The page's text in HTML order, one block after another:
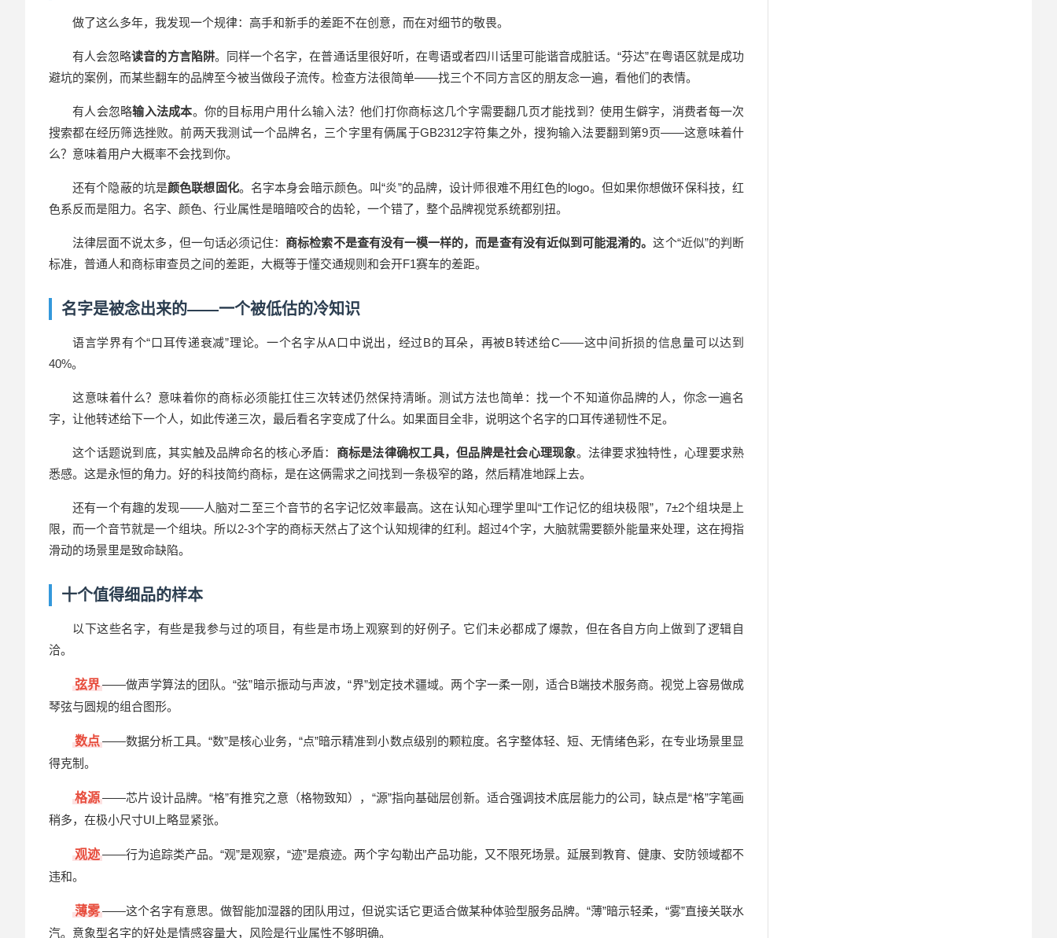
做了这么多年，我发现一个规律：高手和新手的差距不在创意，而在对细节的敬畏。
有人会忽略读音的方言陷阱。同样一个名字，在普通话里很好听，在粤语或者四川话里可能谐音成脏话。“芬达”在粤语区就是成功
避坑的案例，而某些翻车的品牌至今被当做段子流传。检查方法很简单——找三个不同方言区的朋友念一遍，看他们的表情。
有人会忽略输入法成本。你的目标用户用什么输入法？他们打你商标这几个字需要翻几页才能找到？使用生僻字，消费者每一次
搜索都在经历筛选挫败。前两天我测试一个品牌名，三个字里有俩属于GB2312字符集之外，搜狗输入法要翻到第9页——这意味着什
么？意味着用户大概率不会找到你。
还有个隐蔽的坑是颜色联想固化。名字本身会暗示颜色。叫“炎”的品牌，设计师很难不用红色的logo。但如果你想做环保科技，红
色系反而是阻力。名字、颜色、行业属性是暗暗咬合的齿轮，一个错了，整个品牌视觉系统都别扭。
法律层面不说太多，但一句话必须记住： 商标检索不是查有没有一模一样的，而是查有没有近似到可能混淆的。这个“近似”的判断
标准，普通人和商标审查员之间的差距，大概等于懂交通规则和会开F1赛车的差距。
名字是被念出来的——一个被低估的冷知识
语言学界有个“口耳传递衰减”理论。一个名字从A口中说出，经过B的耳朵，再被B转述给C——这中间折损的信息量可以达到
40%。
这意味着什么？意味着你的商标必须能扛住三次转述仍然保持清晰。测试方法也简单：找一个不知道你品牌的人，你念一遍名
字，让他转述给下一个人，如此传递三次，最后看名字变成了什么。如果面目全非，说明这个名字的口耳传递韧性不足。
这个话题说到底，其实触及品牌命名的核心矛盾： 商标是法律确权工具，但品牌是社会心理现象。法律要求独特性，心理要求熟
悉感。这是永恒的角力。好的科技简约商标，是在这俩需求之间找到一条极窄的路，然后精准地踩上去。
还有一个有趣的发现——人脑对二至三个音节的名字记忆效率最高。这在认知心理学里叫“工作记忆的组块极限”，7±2个组块是上
限，而一个音节就是一个组块。所以2-3个字的商标天然占了这个认知规律的红利。超过4个字，大脑就需要额外能量来处理，这在拇指
滑动的场景里是致命缺陷。
十个值得细品的样本
以下这些名字，有些是我参与过的项目，有些是市场上观察到的好例子。它们未必都成了爆款，但在各自方向上做到了逻辑自
洽。
弦界——做声学算法的团队。“弦”暗示振动与声波，“界”划定技术疆域。两个字一柔一刚，适合B端技术服务商。视觉上容易做成
琴弦与圆规的组合图形。
数点——数据分析工具。“数”是核心业务，“点”暗示精准到小数点级别的颗粒度。名字整体轻、短、无情绪色彩，在专业场景里显
得克制。
格源——芯片设计品牌。“格”有推究之意（格物致知），“源”指向基础层创新。适合强调技术底层能力的公司，缺点是“格”字笔画
稍多，在极小尺寸UI上略显紧张。
观迹——行为追踪类产品。“观”是观察，“迹”是痕迹。两个字勾勒出产品功能，又不限死场景。延展到教育、健康、安防领域都不
违和。
薄雾——这个名字有意思。做智能加湿器的团队用过，但说实话它更适合做某种体验型服务品牌。“薄”暗示轻柔，“雾”直接关联水
汽。意象型名字的好处是情感容量大，风险是行业属性不够明确。